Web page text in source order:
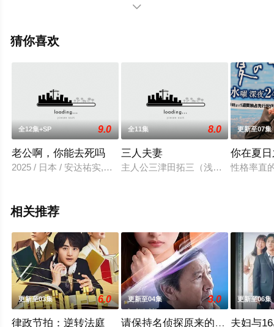
子,马场裕之,三宅康敏,冈山一,本宫泰风,アキラ100%,大久
剧情已揭晓（全10集），手机免费观看高清未删减完整版

猜你喜欢
全12集+SP 9.0
老公啊，你能去死吗
2025 / 日本 / 安达祐实,相武纱季,矶山沙耶香,竹财辉之助,高桥
全11集 8.0
三人夫妻
主人公三津田拓三（浅香航大 饰）
更新至07集
你在夏
性格率直
相关推荐
更新至03集 6.0
律政节拍：逆转法庭
更新至04集 3.0
请保持名侦探原来的样子
更新至06集
夫妇与